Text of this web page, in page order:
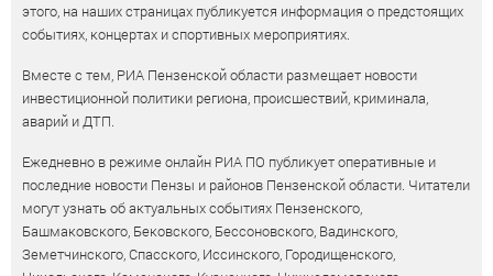
этого, на наших страницах публикуется информация о предстоящих
событиях, концертах и спортивных мероприятиях.
Вместе с тем, РИА Пензенской области размещает новости
инвестиционной политики региона, происшествий, криминала,
аварий и ДТП.
Ежедневно в режиме онлайн РИА ПО публикует оперативные и
последние новости Пензы и районов Пензенской области. Читатели
могут узнать об актуальных событиях Пензенского,
Башмаковского, Бековского, Бессоновского, Вадинского,
Земетчинского, Спасского, Иссинского, Городищенского,